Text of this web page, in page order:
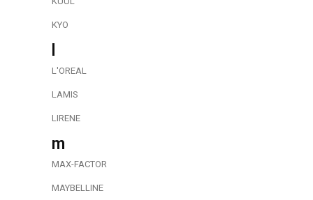
KYO
L'OREAL
LAMIS
LIRENE
m
MAX-FACTOR
MAYBELLINE